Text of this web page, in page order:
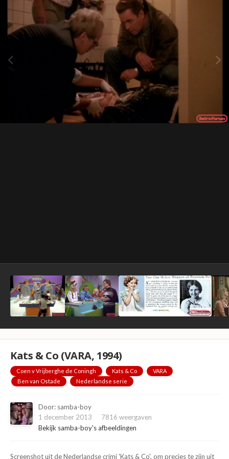
Kats & Co (VARA, 1994)
Coen v Vrijberghe de Coningh Kats & Co
VARA
Ben van Ostade
Nederlandse serie
Door: samba-boy
1 december 2013
7816 weergaven
Bekijk samba-boy's afbeeldingen
Screenshot uit de Nederlandse crimi 'Kats & Co', om precies te zijn uit